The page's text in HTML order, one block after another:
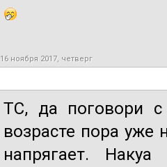
16 ноября 2017, четверг
ТС, да поговори
возрасте пора уже
напрягает.